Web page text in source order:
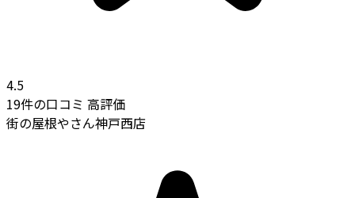
4.5
19件の口コミ 高評価
街の屋根やさん神戸西店